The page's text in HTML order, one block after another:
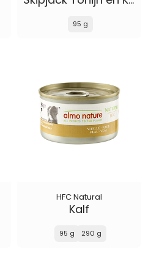
95 g
HFC Natural
Kalf
95 g 290 g